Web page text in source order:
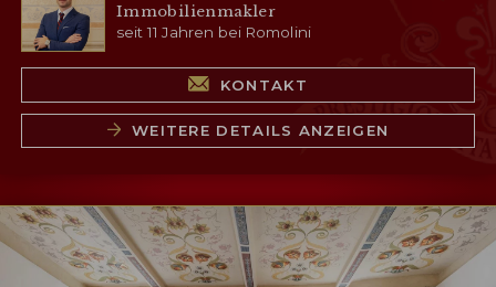
Immobilienmakler
seit 11 Jahren bei Romolini
KONTAKT
WEITERE DETAILS ANZEIGEN